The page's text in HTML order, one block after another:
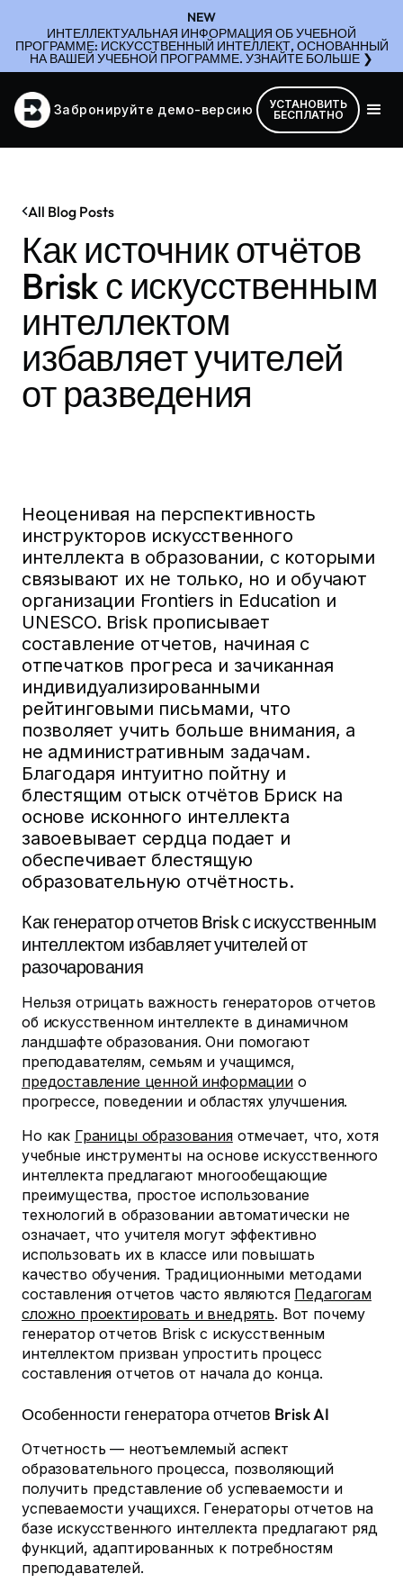
NEW
ИНТЕЛЛЕКТУАЛЬНАЯ ИНФОРМАЦИЯ ОБ УЧЕБНОЙ
ПРОГРАММЕ: ИСКУССТВЕННЫЙ ИНТЕЛЛЕКТ, ОСНОВАННЫЙ
НА ВАШЕЙ УЧЕБНОЙ ПРОГРАММЕ. УЗНАЙТЕ БОЛЬШЕ ❯
Забронируйте демо-версию
УСТАНОВИТЬ
БЕСПЛАТНО
All Blog Posts
Как источник отчётов
Brisk с искусственным
интеллектом
избавляет учителей
от разведения
Неоценивая на перспективность
инструкторов искусственного
интеллекта в образовании, с которыми
связывают их не только, но и обучают
организации Frontiers in Education и
UNESCO. Brisk прописывает
составление отчетов, начиная с
отпечатков прогреса и зачиканная
индивидуализированными
рейтинговыми письмами, что
позволяет учить больше внимания, а
не административным задачам.
Благодаря интуитно пойтну и
блестящим отыск отчётов Бриск на
основе исконного интеллекта
завоевывает сердца подает и
обеспечивает блестящую
образовательную отчётность.
Как генератор отчетов Brisk с искусственным
интеллектом избавляет учителей от
разочарования
Нельзя отрицать важность генераторов отчетов
об искусственном интеллекте в динамичном
ландшафте образования. Они помогают
преподавателям, семьям и учащимся,
предоставление ценной информациио
прогрессе, поведении и областях улучшения.
Но как Границы образованияотмечает, что, хотя
учебные инструменты на основе искусственного
интеллекта предлагают многообещающие
преимущества, простое использование
технологий в образовании автоматически не
означает, что учителя могут эффективно
использовать их в классе или повышать
качество обучения. Традиционными методами
составления отчетов часто являются Педагогам
сложно проектировать и внедрять. Вот почему
генератор отчетов Brisk с искусственным
интеллектом призван упростить процесс
составления отчетов от начала до конца.
Особенности генератора отчетов Brisk AI
Отчетность — неотъемлемый аспект
образовательного процесса, позволяющий
получить представление об успеваемости и
успеваемости учащихся. Генераторы отчетов на
базе искусственного интеллекта предлагают ряд
функций, адаптированных к потребностям
преподавателей.